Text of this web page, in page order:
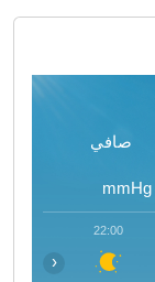
صافي
mmHg
22:00
‹